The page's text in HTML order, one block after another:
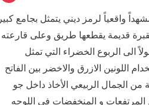
(1824-1904) في هذه اللوحة مشهداً واقعياً لرمز ديني يتمثل بجامع كبير
قديمة يقطعها طريق وعلى قارعته
الى الربوع الخضراء التي تمثل
اللونين الازرق والاخضر بين الفاتح
من الجمال الربيعي الأخاذ داخل جو
المرتفعات و المنخفضات في اللوحه